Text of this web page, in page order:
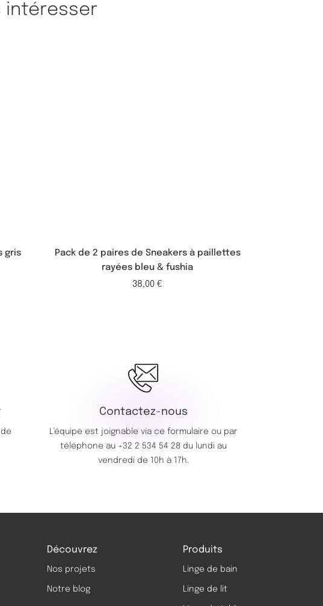
intéresser
gris
Pack de 2 paires de Sneakers à paillettes
rayées bleu & fushia
38,00 €
Contactez-nous
L’équipe est joignable via ce formulaire ou par
téléphone au +32 2 534 54 28du lundi au
vendredi de 10h à 17h.
Découvrez
Nos projets
Notre blog
Produits
Linge de bain
Linge de lit